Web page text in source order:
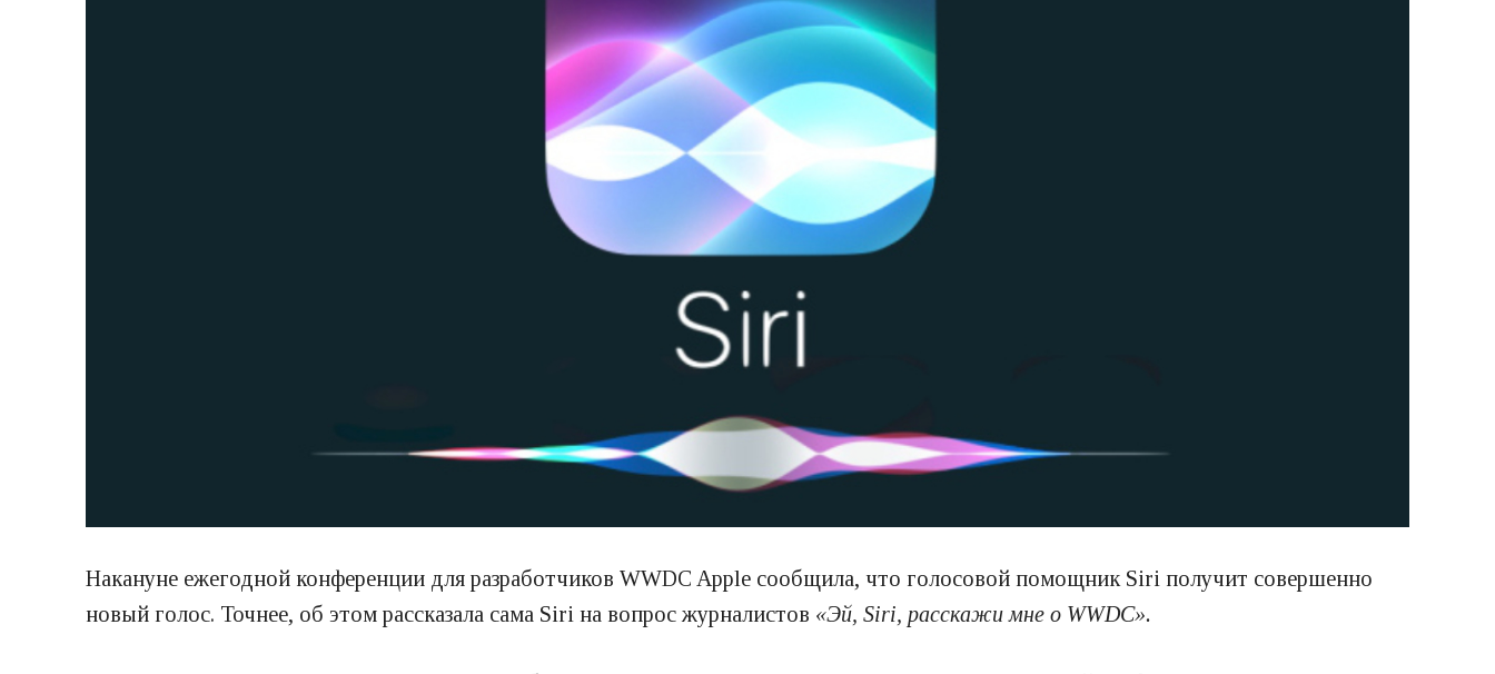
Накануне ежегодной конференции для разработчиков WWDC Apple сообщила, что голосовой помощник Siri получит совершенно
новый голос. Точнее, об этом рассказала сама Siri на вопрос журналистов «Эй, Siri, расскажи мне о WWDC».